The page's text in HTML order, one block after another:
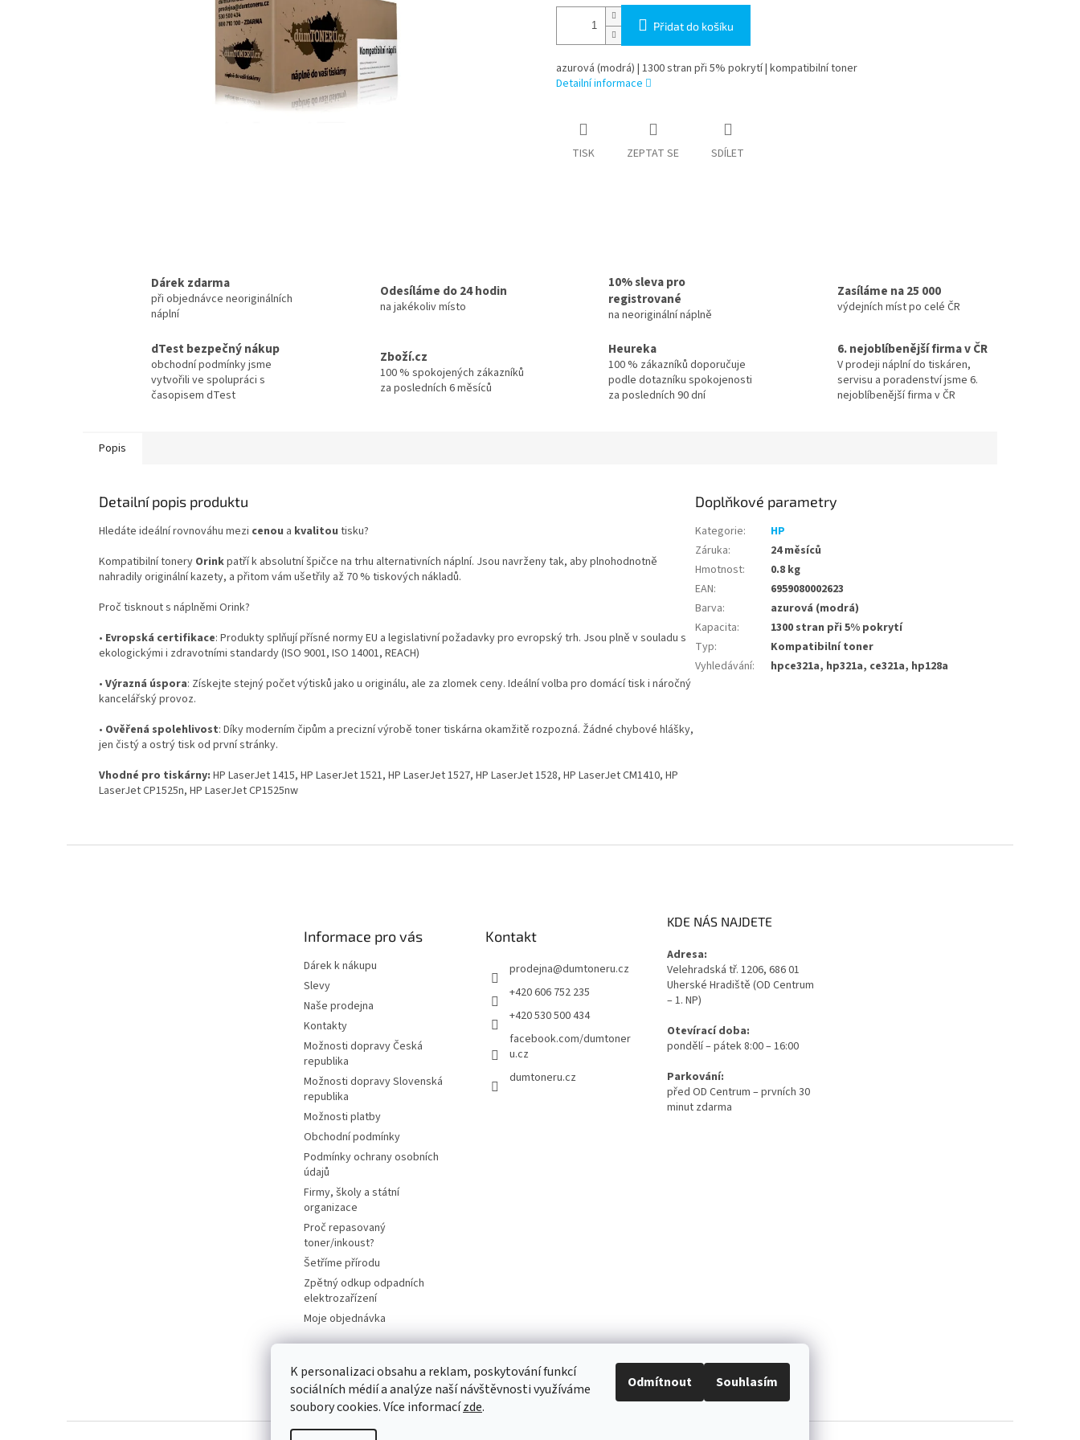
K personalizaci obsahu a reklam, poskytování funkcí
sociálních médií a analýze naší návštěvnosti využíváme
soubory cookies. Více informacízde.
Odmítnout Souhlasím
Přidat do košíku
azurová (modrá) | 1300 stran při 5% pokrytí | kompatibilní toner
Detailní informace
TISK ZEPTAT SE SDÍLET
Dárek zdarma
při objednávce neoriginálních
náplní
Odesíláme do 24 hodin
na jakékoliv místo
10% sleva pro
registrované
na neoriginální náplně
Zasíláme na 25 000
výdejních míst po celé ČR
dTest bezpečný nákup
obchodní podmínky jsme
vytvořili ve spolupráci s
časopisem dTest
Zboží.cz
100 % spokojených zákazníků
za posledních 6 měsíců
Heureka
100 % zákazníků doporučuje
podle dotazníku spokojenosti
za posledních 90 dní
6. nejoblíbenější firma v ČR
V prodeji náplní do tiskáren,
servisu a poradenství jsme 6.
nejoblíbenější firma v ČR
Popis
Detailní popis produktu
Hledáte ideální rovnováhu mezi cenou a kvalitou tisku?
Kompatibilní tonery Orinkpatří k absolutní špičce na trhu alternativních náplní. Jsou navrženy tak, aby plnohodnotně
nahradily originální kazety, a přitom vám ušetřily až 70 % tiskových nákladů.
Proč tisknout s náplněmi Orink?
• Evropská certifikace: Produkty splňují přísné normy EU a legislativní požadavky pro evropský trh. Jsou plně v souladu s
ekologickými i zdravotními standardy (ISO 9001, ISO 14001, REACH)
• Výrazná úspora: Získejte stejný počet výtisků jako u originálu, ale za zlomek ceny. Ideální volba pro domácí tisk i náročný
kancelářský provoz.
• Ověřená spolehlivost: Díky moderním čipům a precizní výrobě toner tiskárna okamžitě rozpozná. Žádné chybové hlášky,
jen čistý a ostrý tisk od první stránky.
Vhodné pro tiskárny: HP LaserJet 1415, HP LaserJet 1521, HP LaserJet 1527, HP LaserJet 1528, HP LaserJet CM1410, HP
LaserJet CP1525n, HP LaserJet CP1525nw
Doplňkové parametry
Kategorie:
HP
Záruka:
24 měsíců
Hmotnost:
0.8 kg
EAN:
6959080002623
Barva:
azurová (modrá)
Kapacita:
1300 stran při 5% pokrytí
Typ:
Kompatibilní toner
Vyhledávání: hpce321a, hp321a, ce321a, hp128a
Informace pro vás
Dárek k nákupu
Slevy
Naše prodejna
Kontakty
Možnosti dopravy Česká
republika
Možnosti dopravy Slovenská
republika
Možnosti platby
Obchodní podmínky
Podmínky ochrany osobních
údajů
Firmy, školy a státní
organizace
Proč repasovaný
toner/inkoust?
Šetříme přírodu
Zpětný odkup odpadních
elektrozařízení
Moje objednávka
Kontakt
prodejna@dumtoneru.cz
+420 606 752 235
+420 530 500 434
facebook.com/dumtoner
u.cz
dumtoneru.cz
KDE NÁS NAJDETE
Adresa:
Velehradská tř. 1206, 686 01
Uherské Hradiště (OD Centrum
– 1. NP)
Otevírací doba:
pondělí – pátek 8:00 – 16:00
Parkování:
před OD Centrum – prvních 30
minut zdarma
cart4future.cz sbernybox.cz